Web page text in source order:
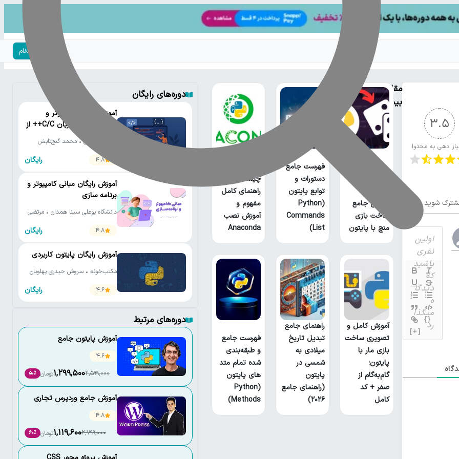
ورود | ثبت‌نام
3.5
دهی به محتوا
شوید
{}
[+]
مقالات
بیشتر
آموزش جامع
ساخت بازی
منچ با پایتون
فهرست جامع
دستورات و
توابع پایتون
(Python
Commands
List)
چیست؟
راهنمای کامل
مفهوم و
آموزش نصب
Anaconda
آموزش کامل و
تصویری ساخت
بازی مار با
پایتون؛
گام‌به‌گام از
صفر + کد
کامل
راهنمای جامع
تبدیل تاریخ
میلادی به
شمسی در
پایتون
(راهنمای جامع
۲۰۲۶)
فهرست جامع
و طبقه‌بندی
شده تمام متد
های پایتون
(Python
Methods)
دوره‌های رایگان
آموزش رایگان کامپیوتر و
برنامه‌نویسی به زبان C/C++ از
مقدماتی تا پیشرفته
دانشگاه تهران • محمد گنج‌تابش
4.8
رایگان
آموزش رایگان مبانی کامپیوتر و
برنامه سازی
دانشگاه بوعلی سینا همدان • مرتضی
4.8
رایگان
آموزش رایگان پایتون کاربردی
مکتب‌خونه • سروش حیدری پهلویان
4.6
رایگان
دوره‌های مرتبط
آموزش پایتون جامع
4.6
2,599,000
1,299,500تومان 50٪
آموزش جامع وردپرس تجاری
4.8
2,799,000
1,119,600تومان 60٪